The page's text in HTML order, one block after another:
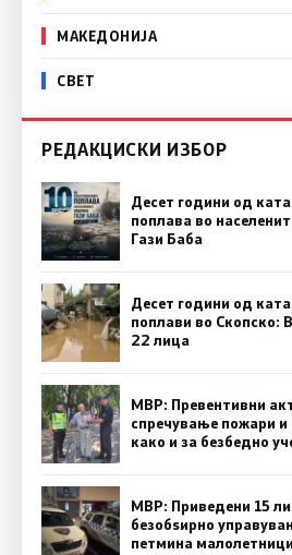
МАКЕДОНИЈА
СВЕТ
РЕДАКЦИСКИ ИЗБОР
Десет години од
поплава во
Гази Баба
Десет години од
поплави во Скопско:
22 лица
МВР: Превентивни
спречување пожари
како и за безбедно
МВР: Приведени 15
безобѕирно
петмина малолетници